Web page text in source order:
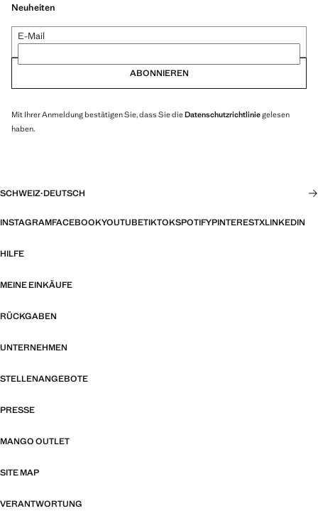
Neuheiten
E-Mail
ABONNIEREN
Mit Ihrer Anmeldung bestätigen Sie, dass Sie dieDatenschutzrichtliniegelesen
haben.
SCHWEIZ·DEUTSCH
INSTAGRAMFACEBOOKYOUTUBETIKTOKSPOTIFYPINTERESTXLINKEDIN
HILFE
MEINE EINKÄUFE
RÜCKGABEN
UNTERNEHMEN
STELLENANGEBOTE
PRESSE
MANGO OUTLET
SITE MAP
VERANTWORTUNG